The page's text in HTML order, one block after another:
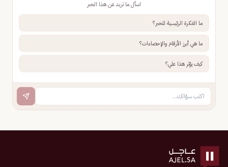
اسأل ما تريد عن هذا الخبر
ما الفكرة الرئيسية للخبر؟
ما هي أبرز الأرقام والإحصاءات؟
كيف يؤثر هذا علي؟